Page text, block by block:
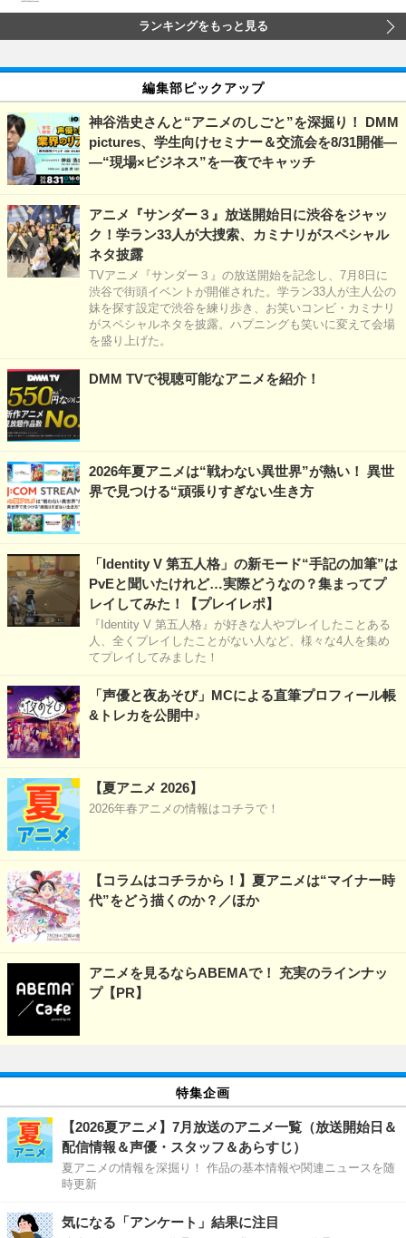
ランキングをもっと見る
編集部ピックアップ
神谷浩史さんと“アニメのしごと”を深掘り！ DMM
pictures、学生向けセミナー＆交流会を8/31開催―
―“現場×ビジネス”を一夜でキャッチ
アニメ『サンダー３』放送開始日に渋谷をジャッ
ク！学ラン33人が大捜索、カミナリがスペシャル
ネタ披露
TVアニメ『サンダー３』の放送開始を記念し、7月8日に
渋谷で街頭イベントが開催された。学ラン33人が主人公の
妹を探す設定で渋谷を練り歩き、お笑いコンビ・カミナリ
がスペシャルネタを披露。ハプニングも笑いに変えて会場
を盛り上げた。
DMM TVで視聴可能なアニメを紹介！
2026年夏アニメは“戦わない異世界”が熱い！ 異世
界で見つける“頑張りすぎない生き方
「Identity V 第五人格」の新モード“手記の加筆”は
PvEと聞いたけれど…実際どうなの？集まってプ
レイしてみた！【プレイレポ】
『Identity V 第五人格』が好きな人やプレイしたことある
人、全くプレイしたことがない人など、様々な4人を集め
てプレイしてみました！
「声優と夜あそび」MCによる直筆プロフィール帳
&トレカを公開中♪
【夏アニメ 2026】
2026年春アニメの情報はコチラで！
【コラムはコチラから！】夏アニメは“マイナー時
代”をどう描くのか？／ほか
アニメを見るならABEMAで！ 充実のラインナッ
プ【PR】
特集企画
【2026夏アニメ】7月放送のアニメ一覧（放送開始日＆
配信情報＆声優・スタッフ＆あらすじ）
夏アニメの情報を深掘り！ 作品の基本情報や関連ニュースを随
時更新
気になる「アンケート」結果に注目